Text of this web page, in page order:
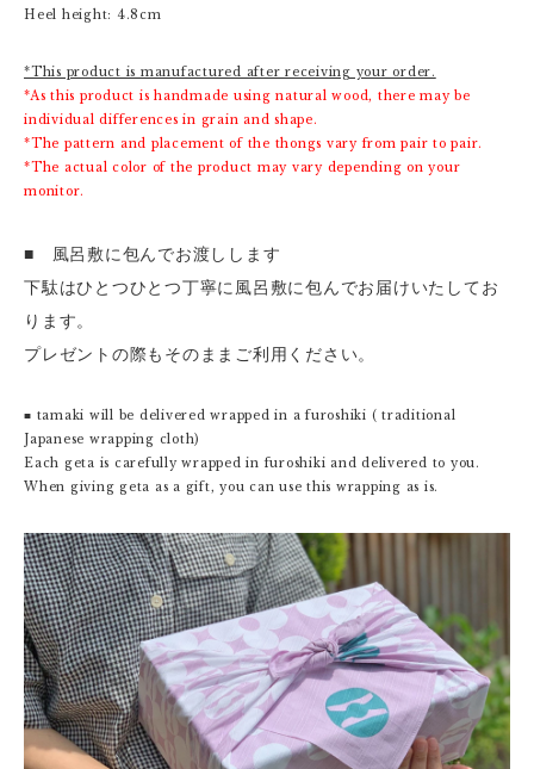
Heel height: 4.8cm
*This product is manufactured after receiving your order.
*As this product is handmade using natural wood, there may be
individual differences in grain and shape.
*The pattern and placement of the thongs vary from pair to pair.
*The actual color of the product may vary depending on your
monitor.
■ 風呂敷に包んでお渡しします
下駄はひとつひとつ丁寧に風呂敷に包んでお届けいたしてお
ります。
プレゼントの際もそのままご利用ください。
■ tamaki will be delivered wrapped in a furoshiki ( traditional
Japanese wrapping cloth)
Each geta is carefully wrapped in furoshiki and delivered to you.
When giving geta as a gift, you can use this wrapping as is.